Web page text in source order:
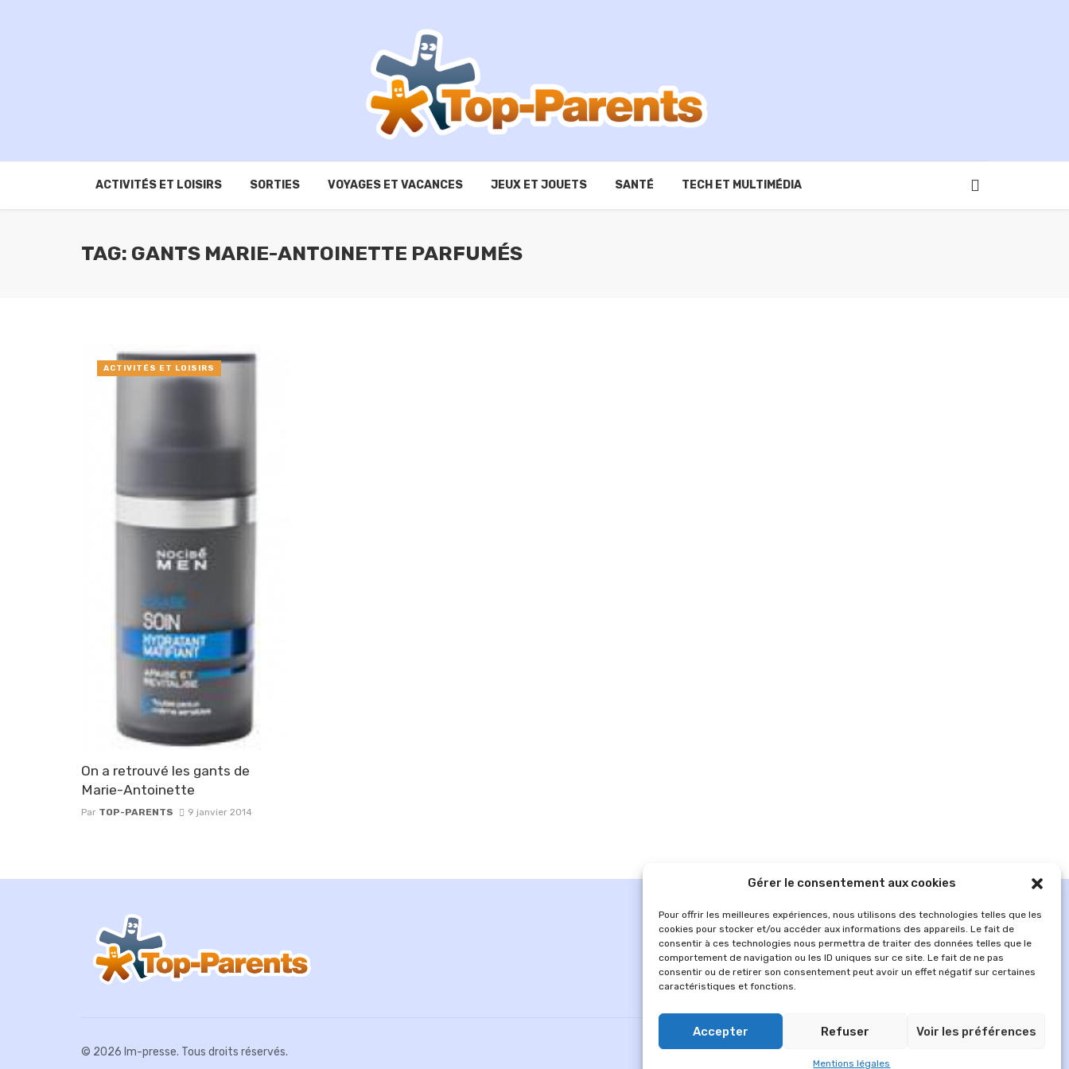
Gérer le consentement aux cookies
Pour offrir les meilleures expériences, nous utilisons des technologies telles que les
cookies pour stocker et/ou accéder aux informations des appareils. Le fait de
consentir à ces technologies nous permettra de traiter des données telles que le
comportement de navigation ou les ID uniques sur ce site. Le fait de ne pas
consentir ou de retirer son consentement peut avoir un effet négatif sur certaines
caractéristiques et fonctions.
Accepter Refuser Voir les préférences
Mentions légales
ACTIVITÉS ET LOISIRS SORTIES VOYAGES ET VACANCES JEUX ET JOUETS SANTÉ TECH ET MULTIMÉDIA
TAG: GANTS MARIE-ANTOINETTE PARFUMÉS
On a retrouvé les gants de
Marie-Antoinette
Par TOP-PARENTS 9 janvier 2014
ACTIVITÉS ET LOISIRS
© 2026 Im-presse. Tous droits réservés.